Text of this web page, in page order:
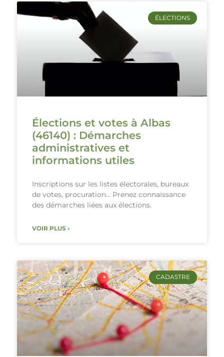
ÉLECTIONS
Élections et votes à Albas
(46140) : Démarches
administratives et
informations utiles
Inscriptions sur les listes électorales, bureaux
de votes, procuration… Prenez connaissance
des démarches liées aux élections.
VOIR PLUS ›
CADASTRE